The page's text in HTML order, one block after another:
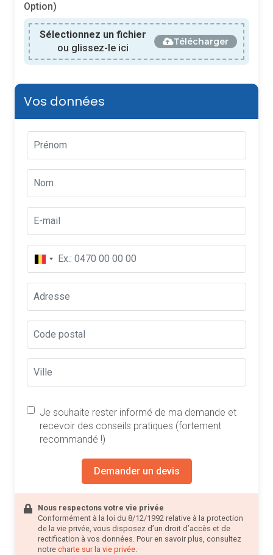
Option)
Sélectionnez un fichier
ou glissez-le ici
Télécharger
Vos données
Je souhaite rester informé de ma demande et
recevoir des conseils pratiques (fortement
recommandé !)
Demander un devis
Nous respectons votre vie privée
Conformément à la loi du 8/12/1992 relative à la protection
de la vie privée, vous disposez d’un droit d’accès et de
rectification à vos données. Pour en savoir plus, consultez
notre charte sur la vie privée.